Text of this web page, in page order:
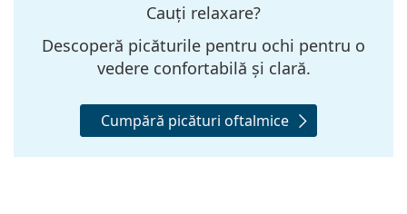
Cauți relaxare?
Descoperă picăturile pentru ochi pentru o
vedere confortabilă și clară.
Cumpără picături oftalmice